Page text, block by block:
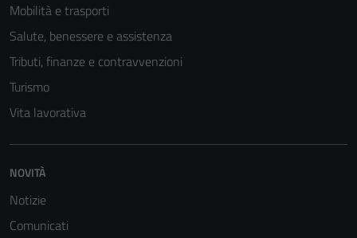
Mobilità e trasporti
Salute, benessere e assistenza
Tributi, finanze e contravvenzioni
Turismo
Vita lavorativa
NOVITÀ
Notizie
Comunicati